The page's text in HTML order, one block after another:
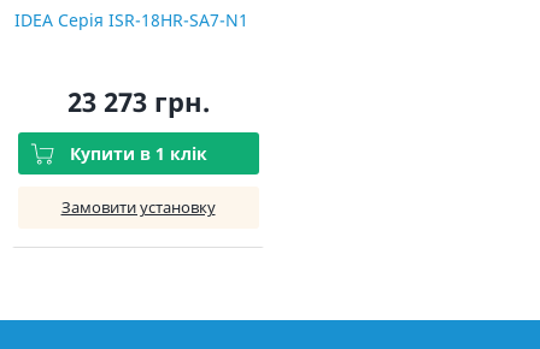
IDEA Серія ISR-18HR-SA7-N1
23 273 грн.
Купити в 1 клік
Замовити установку